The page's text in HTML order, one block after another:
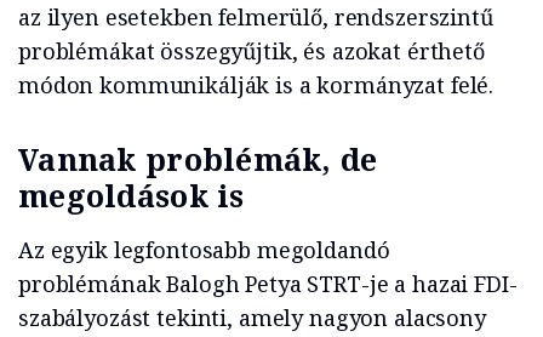
az ilyen esetekben felmerülő, rendszerszintű
problémákat összegyűjtik, és azokat érthető
módon kommunikálják is a kormányzat felé.
Vannak problémák, de
megoldások is
Az egyik legfontosabb megoldandó
problémának Balogh Petya STRT-je a hazai FDI-
szabályozást tekinti, amely nagyon alacsony